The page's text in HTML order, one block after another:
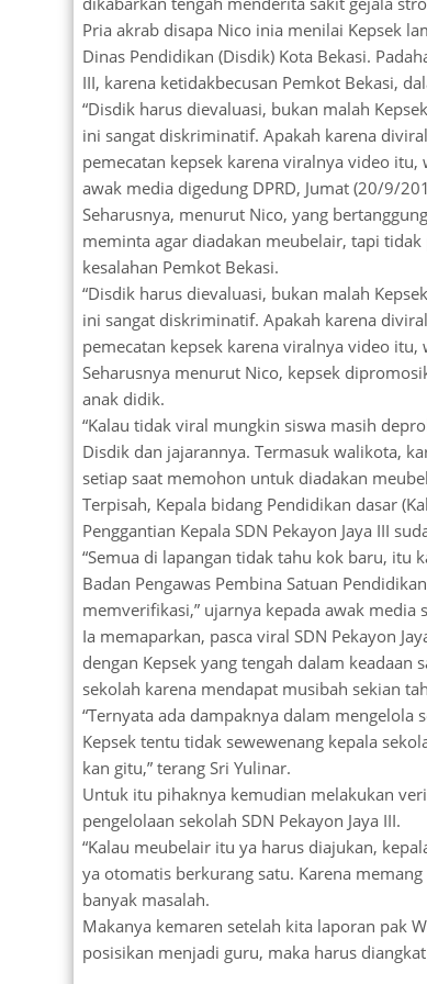
Pria akrab disapa Nico inia menilai Kepsek
Dinas Pendidikan (Disdik) Kota Bekasi.
III, karena ketidakbecusan Pemkot Bekasi,
“Disdik harus dievaluasi, bukan malah
ini sangat diskriminatif. Apakah karena
pemecatan kepsek karena viralnya video
awak media digedung DPRD, Jumat (20/9/
Seharusnya, menurut Nico, yang
meminta agar diadakan meubelair, tapi
kesalahan Pemkot Bekasi.
“Disdik harus dievaluasi, bukan malah
ini sangat diskriminatif. Apakah karena
pemecatan kepsek karena viralnya video
Seharusnya menurut Nico, kepsek
anak didik.
“Kalau tidak viral mungkin siswa masih
Disdik dan jajarannya. Termasuk walikota,
setiap saat memohon untuk diadakan
Terpisah, Kepala bidang Pendidikan dasar
Penggantian Kepala SDN Pekayon Jaya III
“Semua di lapangan tidak tahu kok baru, itu
Badan Pengawas Pembina Satuan
memverifikasi,” ujarnya kepada awak
Ia memaparkan, pasca viral SDN Pekayon
dengan Kepsek yang tengah dalam
sekolah karena mendapat musibah sekian
“Ternyata ada dampaknya dalam
Kepsek tentu tidak sewewenang kepala
kan gitu,” terang Sri Yulinar.
Untuk itu pihaknya kemudian melakukan
pengelolaan sekolah SDN Pekayon Jaya III.
“Kalau meubelair itu ya harus diajukan,
ya otomatis berkurang satu. Karena
banyak masalah.
Makanya kemaren setelah kita laporan pak
posisikan menjadi guru, maka harus